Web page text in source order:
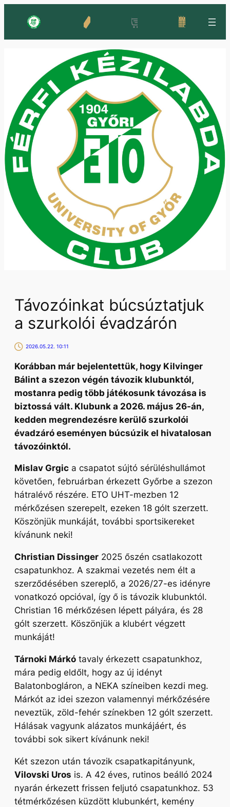
tartalomhoz
Távozóinkat búcsúztatjuk
a szurkolói évadzárón
2026.05.22. 10:11
Korábban már bejelentettük, hogy Kilvinger
Bálint a szezon végén távozik klubunktól,
mostanra pedig több játékosunk távozása is
biztossá vált. Klubunk a 2026. május 26-án,
kedden megrendezésre kerülő szurkolói
évadzáró eseményen búcsúzik el hivatalosan
távozóinktól.
Mislav Grgic a csapatot sújtó sérüléshullámot
követően, februárban érkezett Győrbe a szezon
hátralévő részére. ETO UHT-mezben 12
mérkőzésen szerepelt, ezeken 18 gólt szerzett.
Köszönjük munkáját, további sportsikereket
kívánunk neki!
Christian Dissinger 2025 őszén csatlakozott
csapatunkhoz. A szakmai vezetés nem élt a
szerződésében szereplő, a 2026/27-es idényre
vonatkozó opcióval, így ő is távozik klubunktól.
Christian 16 mérkőzésen lépett pályára, és 28
gólt szerzett. Köszönjük a klubért végzett
munkáját!
Tárnoki Márkó tavaly érkezett csapatunkhoz,
mára pedig eldőlt, hogy az új idényt
Balatonbogláron, a NEKA színeiben kezdi meg.
Márkót az idei szezon valamennyi mérkőzésére
neveztük, zöld-fehér színekben 12 gólt szerzett.
Hálásak vagyunk alázatos munkájáért, és
további sok sikert kívánunk neki!
Két szezon után távozik csapatkapitányunk,
Vilovski Uros is. A 42 éves, rutinos beálló 2024
nyarán érkezett frissen feljutó csapatunkhoz. 53
tétmérkőzésen küzdött klubunkért, kemény